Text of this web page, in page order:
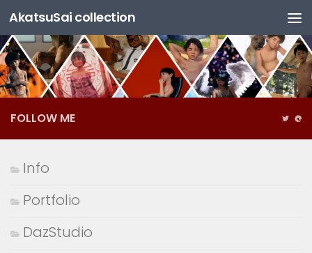
コンテンツへスキップ
AkatsuSai collection
FOLLOW ME
Info
Portfolio
DazStudio